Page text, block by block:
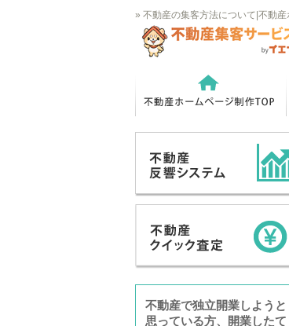
» 不動産の集客方法について|不動
不動産で独立開業しようと
思っている方、開業したて